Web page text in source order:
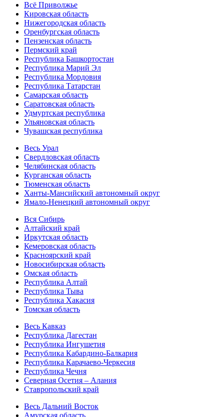
Всё Приволжье
Кировская область
Нижегородская область
Оренбургская область
Пензенская область
Пермский край
Республика Башкортостан
Республика Марий Эл
Республика Мордовия
Республика Татарстан
Самарская область
Саратовская область
Удмуртская республика
Ульяновская область
Чувашская республика
Весь Урал
Свердловская область
Челябинская область
Курганская область
Тюменская область
Ханты-Мансийский автономный округ
Ямало-Ненецкий автономный округ
Вся Сибирь
Алтайский край
Иркутская область
Кемеровская область
Красноярский край
Новосибирская область
Омская область
Республика Алтай
Республика Тыва
Республика Хакасия
Томская область
Весь Кавказ
Республика Дагестан
Республика Ингушетия
Республика Кабардино-Балкария
Республика Карачаево-Черкесия
Республика Чечня
Северная Осетия – Алания
Ставропольский край
Весь Дальний Восток
Амурская область